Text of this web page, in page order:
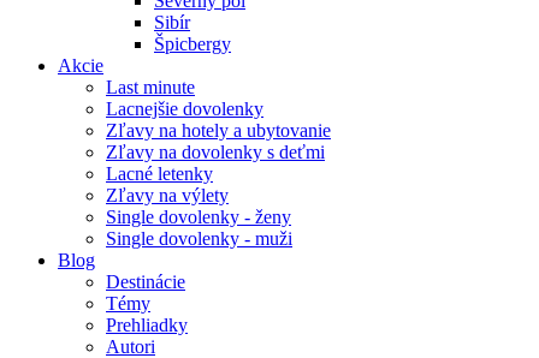
Sibír
Špicbergy
Akcie
Last minute
Lacnejšie dovolenky
Zľavy na hotely a ubytovanie
Zľavy na dovolenky s deťmi
Lacné letenky
Zľavy na výlety
Single dovolenky - ženy
Single dovolenky - muži
Blog
Destinácie
Témy
Prehliadky
Autori